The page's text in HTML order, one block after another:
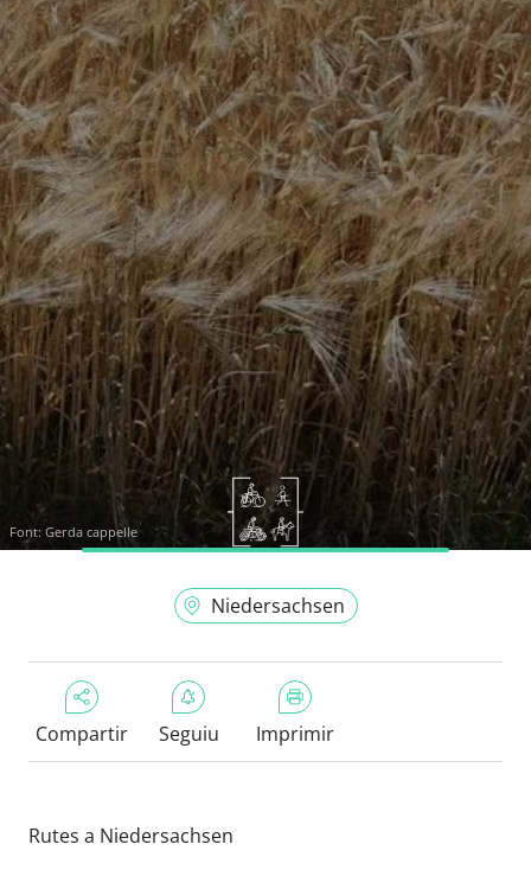
Font: Gerda cappelle
Niedersachsen
Compartir Seguiu Imprimir
Rutes a Niedersachsen